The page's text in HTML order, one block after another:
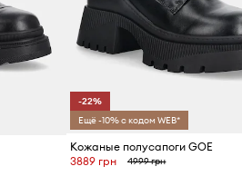
-22%
Ещё -10% с кодом WEB*
Кожаные полусапоги GOE
3889 грн
4999 грн